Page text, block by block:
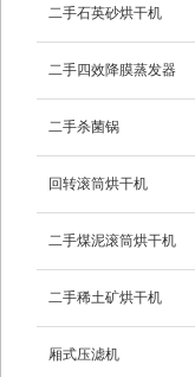
二手石英砂烘干机
二手四效降膜蒸发器
二手杀菌锅
回转滚筒烘干机
二手煤泥滚筒烘干机
二手稀土矿烘干机
厢式压滤机